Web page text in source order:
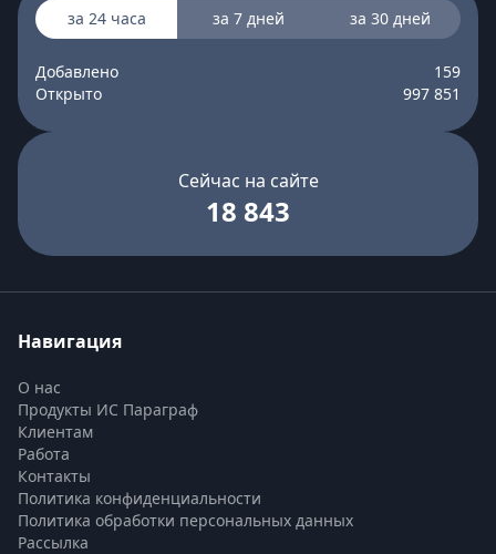
за 24 часа за 7 дней за 30 дней
Добавлено
159
Открыто
997 851
Сейчас на сайте
18 843
Навигация
О нас
Продукты ИС Параграф
Клиентам
Работа
Контакты
Политика конфиденциальности
Политика обработки персональных данных
Рассылка